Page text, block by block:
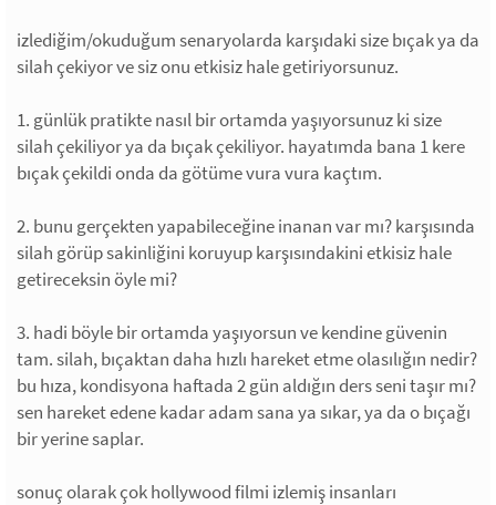
izlediğim/okuduğum senaryolarda karşıdaki size bıçak ya da
silah çekiyor ve siz onu etkisiz hale getiriyorsunuz.
1. günlük pratikte nasıl bir ortamda yaşıyorsunuz ki size
silah çekiliyor ya da bıçak çekiliyor. hayatımda bana 1 kere
bıçak çekildi onda da götüme vura vura kaçtım.
2. bunu gerçekten yapabileceğine inanan var mı? karşısında
silah görüp sakinliğini koruyup karşısındakini etkisiz hale
getireceksin öyle mi?
3. hadi böyle bir ortamda yaşıyorsun ve kendine güvenin
tam. silah, bıçaktan daha hızlı hareket etme olasılığın nedir?
bu hıza, kondisyona haftada 2 gün aldığın ders seni taşır mı?
sen hareket edene kadar adam sana ya sıkar, ya da o bıçağı
bir yerine saplar.
sonuç olarak çok hollywood filmi izlemiş insanları